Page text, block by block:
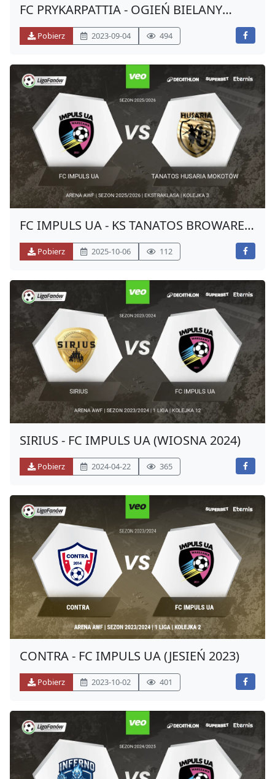
FC PRYKARPATTIA - OGIEŃ BIELANY
(LATO 2023)
Pobierz 2023-09-04 494
FC IMPULS UA - KS TANATOS BROWAREK
(JESIEŃ 2025)
Pobierz 2025-10-06 112
SIRIUS - FC IMPULS UA (WIOSNA 2024)
Pobierz 2024-04-22 365
CONTRA - FC IMPULS UA (JESIEŃ 2023)
Pobierz 2023-10-02 401